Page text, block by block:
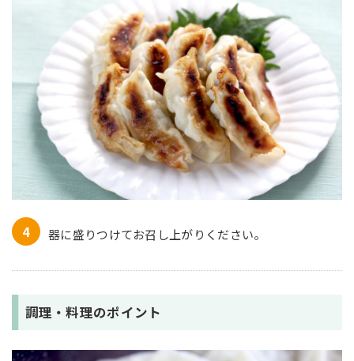
器に盛りつけてお召し上がりください。
調理・料理のポイント